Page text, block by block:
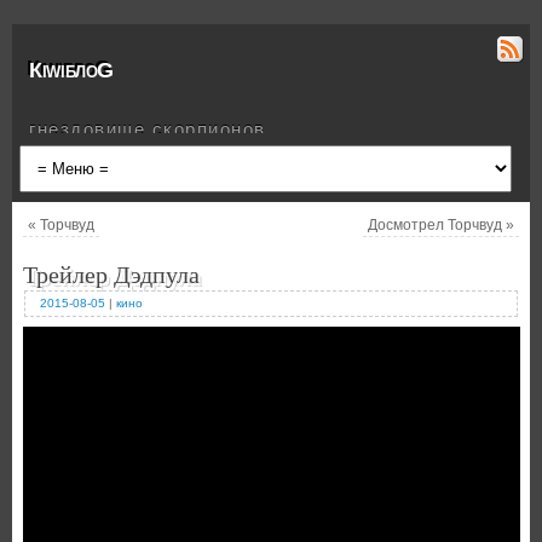
КiwiблоG
гнездовище скорпионов
« Торчвуд Досмотрел Торчвуд»
Трейлер Дэдпула
2015-08-05 | кино